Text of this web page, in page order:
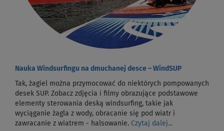
Nauka Windsurfingu na dmuchanej desce – WindSUP
Tak, żagiel można przymocować do niektórych pompowanych
desek SUP. Zobacz zdjęcia i filmy obrazujące podstawowe
elementy sterowania deską windsurfing, takie jak
wyciąganie żagla z wody, obracanie się pod wiatr i
zawracanie z wiatrem - halsowanie. Czytaj dalej...